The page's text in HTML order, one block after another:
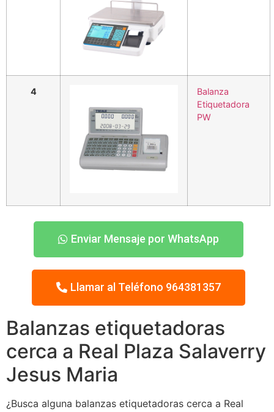
4
Balanza
Etiquetadora
PW
Enviar Mensaje por WhatsApp
Llamar al Teléfono 964381357
Balanzas etiquetadoras
cerca a Real Plaza Salaverry
Jesus Maria
¿Busca alguna balanzas etiquetadoras cerca a Real